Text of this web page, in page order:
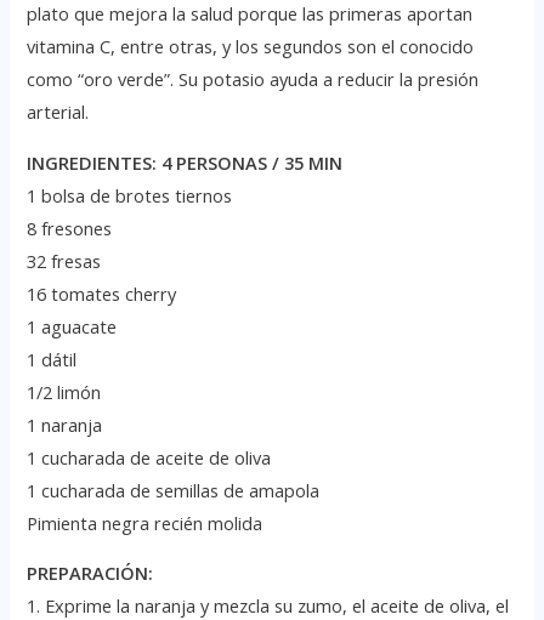
plato que mejora la salud porque las primeras aportan
vitamina C, entre otras, y los segundos son el conocido
como “oro verde”. Su potasio ayuda a reducir la presión
arterial.
INGREDIENTES: 4 PERSONAS / 35 MIN
1 bolsa de brotes tiernos
8 fresones
32 fresas
16 tomates cherry
1 aguacate
1 dátil
1/2 limón
1 naranja
1 cucharada de aceite de oliva
1 cucharada de semillas de amapola
Pimienta negra recién molida
PREPARACIÓN:
1. Exprime la naranja y mezcla su zumo, el aceite de oliva, el